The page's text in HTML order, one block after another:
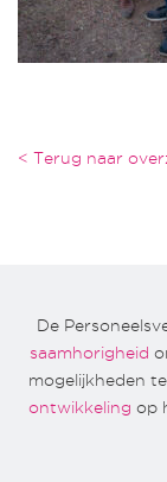
< Terug naar
De
saamhorigheid
mogelijkheden
ontwikkeling op